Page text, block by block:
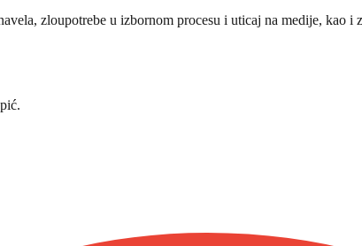
zloupotrebe u izbornom procesu i uticaj na medije, kao i